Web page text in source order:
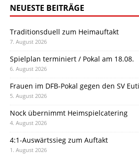
NEUESTE BEITRÄGE
Traditionsduell zum Heimauftakt
7. August 2026
Spielplan terminiert / Pokal am 18.08.
6. August 2026
Frauen im DFB-Pokal gegen den SV
5. August 2026
Nock übernimmt Heimspielcatering
4. August 2026
4:1-Auswärtssieg zum Auftakt
1. August 2026